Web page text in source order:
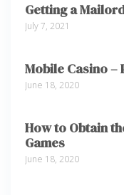
Getting a
July 7, 2021
Mobile Casino –
June 18, 2020
How to Obtain
Games
June 18, 2020